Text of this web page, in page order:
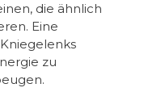
die ähnlich
Eine
zu